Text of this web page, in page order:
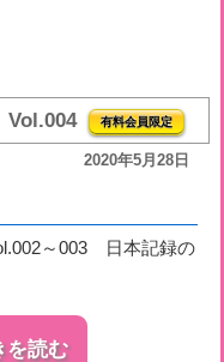
有料会員限定
2020年5月28日
～003 日本記録の
を読む